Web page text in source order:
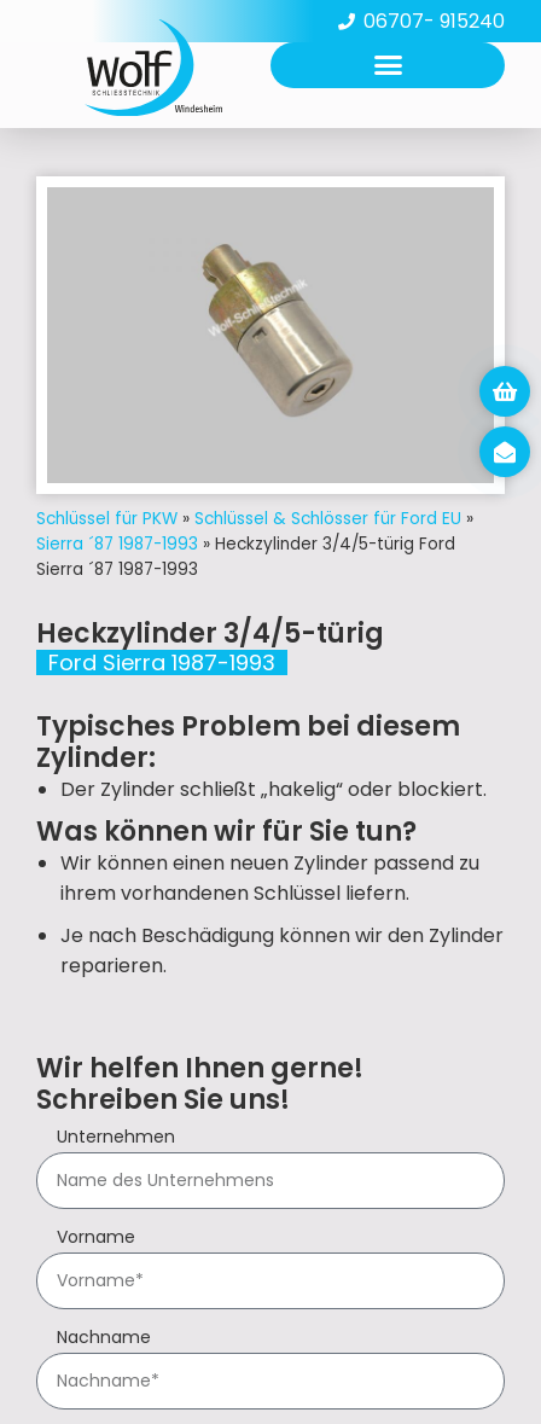
06707- 915240
Schlüssel für PKW » Schlüssel & Schlösser für Ford EU »
Sierra ´87 1987-1993 » Heckzylinder 3/4/5-türig Ford
Sierra ´87 1987-1993
Heckzylinder 3/4/5-türig
Ford Sierra 1987-1993
Typisches Problem bei diesem
Zylinder:
Der Zylinder schließt „hakelig“ oder blockiert.
Was können wir für Sie tun?
Wir können einen neuen Zylinder passend zu
ihrem vorhandenen Schlüssel liefern.
Je nach Beschädigung können wir den Zylinder
reparieren.
Wir helfen Ihnen gerne!
Schreiben Sie uns!
Unternehmen
Vorname
Nachname